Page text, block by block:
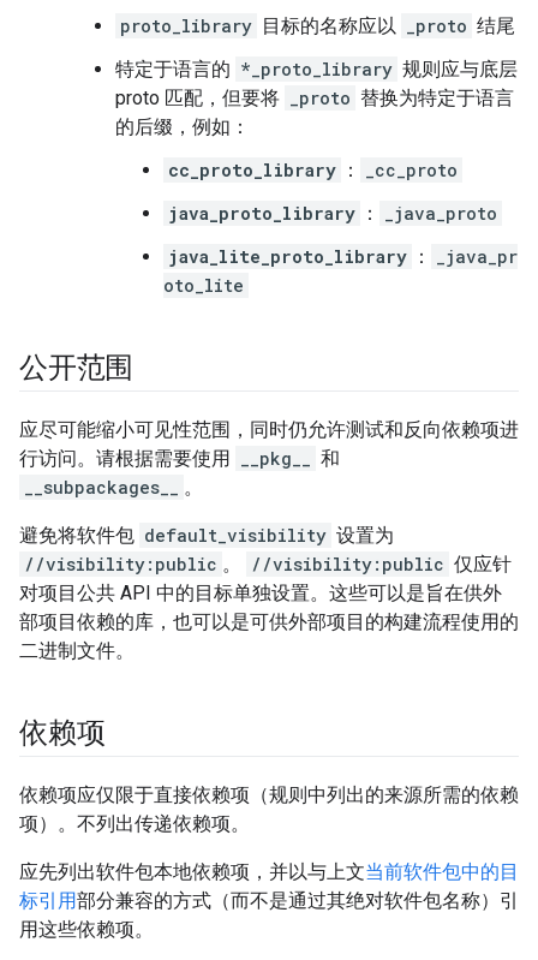
proto_library 目标的名称应以 _proto 结尾
特定于语言的 *_proto_library 规则应与底层
proto 匹配，但要将
_proto 替换为特定于语言
的后缀，例如：
cc_proto_library ：
_cc_proto
java_proto_library ：
_java_proto
java_lite_proto_library ：
_java_pr
oto_lite
公开范围
应尽可能缩小可见性范围，同时仍允许测试和反向依赖项进
行访问。请根据需要使用
__pkg__
和
__subpackages__
。
避免将软件包 default_visibility 设置为
//visibility:public 。 //visibility:public 仅应针
对项目公共 API 中的目标单独设置。这些可以是旨在供外
部项目依赖的库，也可以是可供外部项目的构建流程使用的
二进制文件。
依赖项
依赖项应仅限于直接依赖项（规则中列出的来源所需的依赖
项）。不列出传递依赖项。
应先列出软件包本地依赖项，并以与上文当前软件包中的目
标引用部分兼容的方式（而不是通过其绝对软件包名称）引
用这些依赖项。